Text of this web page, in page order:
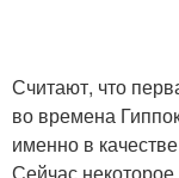
Считают, что
во времена
именно в
Сейчас